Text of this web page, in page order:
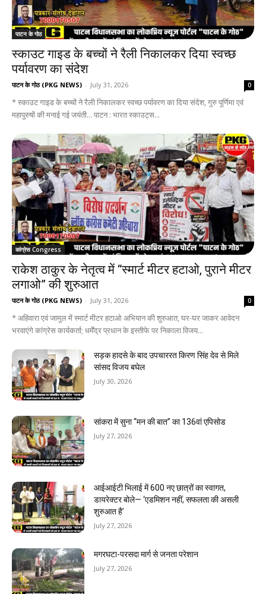
पाटन के गोठ
स्काउट गाइड के बच्चों ने रैली निकालकर दिया स्वच्छ
पर्यावरण का संदेश
पाटन के गोठ (PKG NEWS) - July 31, 2026 0
* स्काउट गाइड के बच्चों ने रैली निकालकर स्वच्छ पर्यावरण का दिया संदेश, गुरु पूर्णिमा एवं
महापुरुषों की मनाई गई जयंती... पाटन : भारत स्काउट्स...
कांग्रेस Congress
राकेश ठाकुर के नेतृत्व में “स्मार्ट मीटर हटाओ, पुराने मीटर
लगाओ” की शुरुआत
पाटन के गोठ (PKG NEWS) - July 31, 2026 0
* अहिवारा एवं जामुल में स्मार्ट मीटर हटाओ अभियान की शुरुआत, घर-घर जाकर आवेदन
भरवाएंगे कांग्रेस कार्यकर्ता; धर्मेंद्र प्रधान के इस्तीफे पर निकाला विजय...
सड़क हादसे के बाद उपचाररत किरण सिंह देव से मिले
सांसद विजय बघेल
July 30, 2026
सांकरा में सुना “मन की बात” का 136वां एपिसोड
July 27, 2026
आईआईटी भिलाई में 600 नए छात्रों का स्वागत,
डायरेक्टर बोले— ‘एडमिशन नहीं, सफलता की असली
शुरुआत है’
July 27, 2026
मगरघटा-परसदा मार्ग से जनता परेशान
July 27, 2026